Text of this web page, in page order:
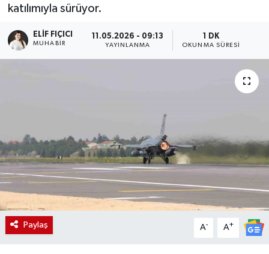
katılımıyla sürüyor.
ELIF FIÇICI
MUHABIR
11.05.2026 - 09:13
YAYINLANMA
1 DK
OKUNMA SÜRESI
Paylaş A- A+